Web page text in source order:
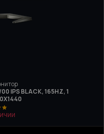
IPS BLACK, 165HZ, 1